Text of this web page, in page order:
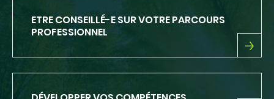
ETRE CONSEILLÉ-E SUR VOTRE PARCOURS
PROFESSIONNEL
ETRE
SUR